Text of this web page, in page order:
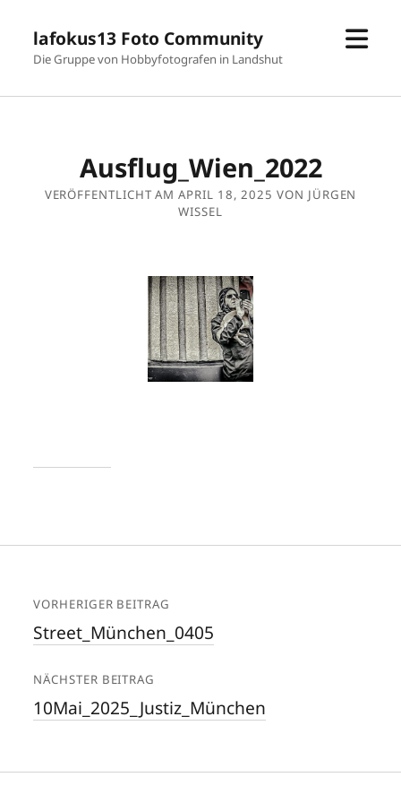
lafokus13 Foto Community
Die Gruppe von Hobbyfotografen in Landshut
Ausflug_Wien_2022
VERÖFFENTLICHT AM APRIL 18, 2025 VON JÜRGEN
WISSEL
VORHERIGER BEITRAG
Street_München_0405
NÄCHSTER BEITRAG
10Mai_2025_Justiz_München